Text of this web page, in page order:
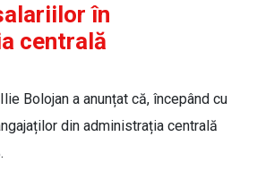
în
centrală
Bolojan a anunțat că, începând cu
din administrația centrală